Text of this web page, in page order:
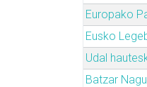
Europako
Eusko
Udal
Batzar